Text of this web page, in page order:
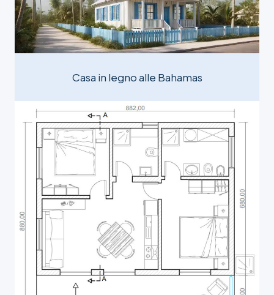
Casa in legno alle Bahamas